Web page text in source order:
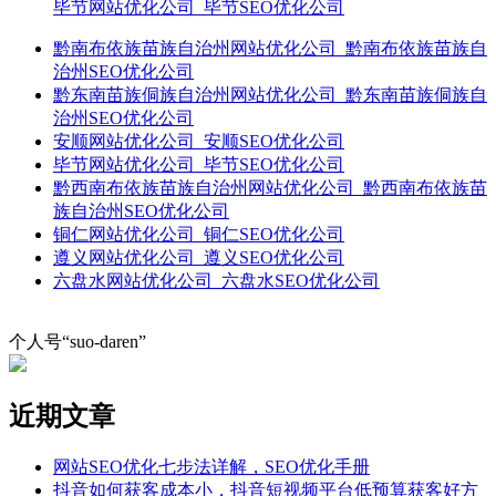
毕节网站优化公司_毕节SEO优化公司
黔南布依族苗族自治州网站优化公司_黔南布依族苗族自
治州SEO优化公司
黔东南苗族侗族自治州网站优化公司_黔东南苗族侗族自
治州SEO优化公司
安顺网站优化公司_安顺SEO优化公司
毕节网站优化公司_毕节SEO优化公司
黔西南布依族苗族自治州网站优化公司_黔西南布依族苗
族自治州SEO优化公司
铜仁网站优化公司_铜仁SEO优化公司
遵义网站优化公司_遵义SEO优化公司
六盘水网站优化公司_六盘水SEO优化公司
个人号“suo-daren”
近期文章
网站SEO优化七步法详解，SEO优化手册
抖音如何获客成本小，抖音短视频平台低预算获客好方